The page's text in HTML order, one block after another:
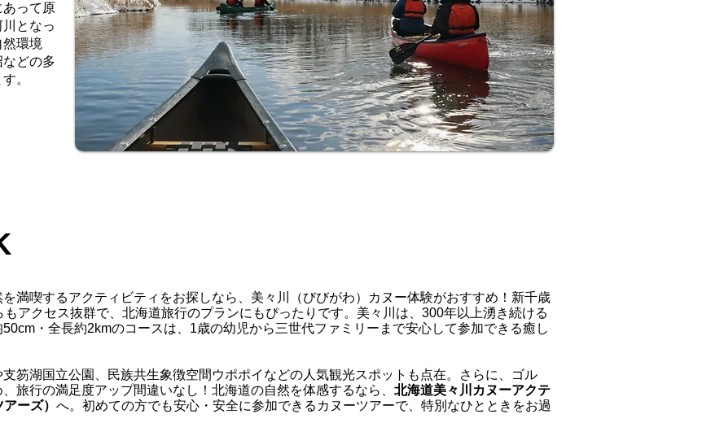
あって原
となっ
環境
どの多
。
満喫するアクティビティをお探しなら、美々川（びびがわ）カヌー体験がおすすめ！新千歳
アクセス抜群で、北海道旅行のプランにもぴったりです。美々川は、300年以上湧き続ける
・全長約2kmのコースは、1歳の幼児から三世代ファミリーまで安心して参加できる癒し
笏湖国立公園、民族共生象徴空間ウポポイなどの人気観光スポットも点在。さらに、ゴル
旅行の満足度アップ間違いなし！北海道の自然を体感するなら、 北海道美々川カヌーアクテ
ーズ） へ。初めての方でも安心・安全に参加できるカヌーツアーで、特別なひとときをお過